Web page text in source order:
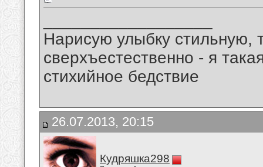
Нарисую улыбку стильную,
сверхъестественно - я
стихийное бедствие
26.07.2013, 20:15
Кудряшка298